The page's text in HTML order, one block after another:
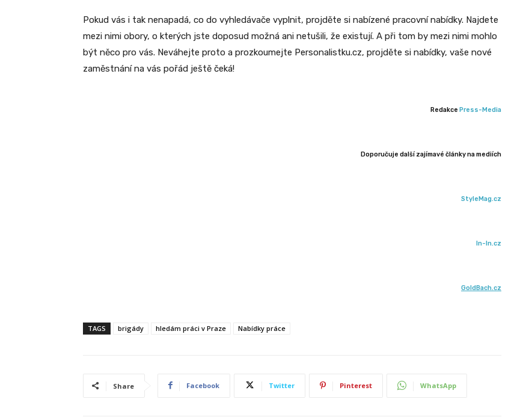
Pokud vás i tak nenapadá, co do vyhledávače vyplnit, projděte si nabízené pracovní nabídky. Najdete
mezi nimi obory, o kterých jste doposud možná ani netušili, že existují. A při tom by mezi nimi mohlo
být něco pro vás. Neváhejte proto a prozkoumejte Personalistku.cz, projděte si nabídky, vaše nové
zaměstnání na vás pořád ještě čeká!
Redakce Press-Media
Doporučuje další zajímavé články na mediích
StyleMag.cz
In-In.cz
GoldBach.cz
TAGS brigády hledám práci v Praze Nabídky práce
Share Facebook Twitter Pinterest WhatsApp